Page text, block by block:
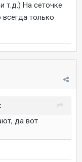
т.д.) На сеточке
только
да вот